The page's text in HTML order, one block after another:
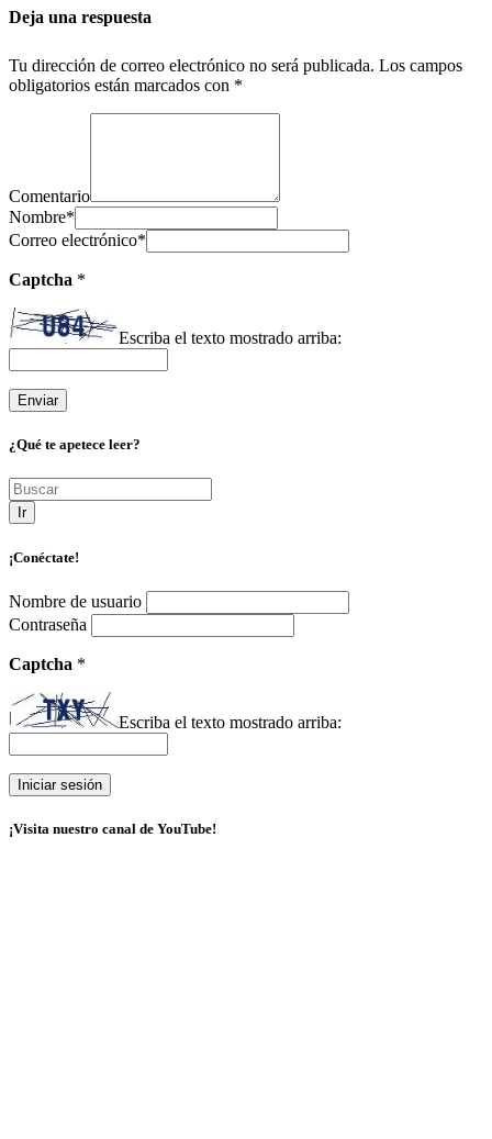
Deja una respuesta
Tu dirección de correo electrónico no será publicada. Los campos
obligatorios están marcados con *
Comentario
Nombre*
Correo electrónico*
Captcha *
Escriba el texto mostrado arriba:
¿Qué te apetece leer?
Ir
¡Conéctate!
Nombre de usuario
Contraseña
Captcha *
Escriba el texto mostrado arriba:
¡Visita nuestro canal de YouTube!